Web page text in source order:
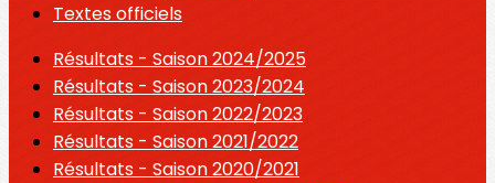
Textes officiels
Résultats - Saison 2024/2025
Résultats - Saison 2023/2024
Résultats - Saison 2022/2023
Résultats - Saison 2021/2022
Résultats - Saison 2020/2021